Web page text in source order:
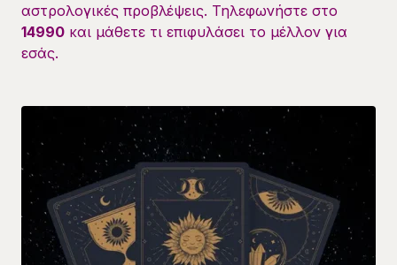
αστρολογικές προβλέψεις. Τηλεφωνήστε στο
14990 και μάθετε τι επιφυλάσει το μέλλον για
εσάς.